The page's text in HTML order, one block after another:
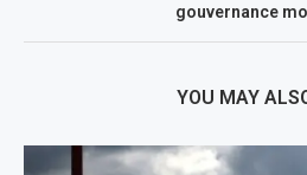
gouvernance
YOU MAY